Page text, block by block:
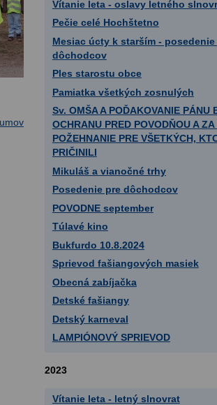
Vítanie leta - oslavy letného
Pečie celé Hochštetno
Mesiac úcty k starším - posedenie
dôchodcov
Ples starostu obce
Pamiatka všetkých zosnulých
Sv. OMŠA A POĎAKOVANIE PÁNU
OCHRANU PRED POVODŇOU A
POŽEHNANIE PRE VŠETKÝCH,
PRIČINILI
Mikuláš a vianočné trhy
Posedenie pre dôchodcov
POVODNE september
Túlavé kino
Bukfurdo 10.8.2024
Sprievod fašiangových masiek
Obecná zabíjačka
Detské fašiangy
Detský karneval
LAMPIÓNOVÝ SPRIEVOD
2023
Vítanie leta - letný slnovrat